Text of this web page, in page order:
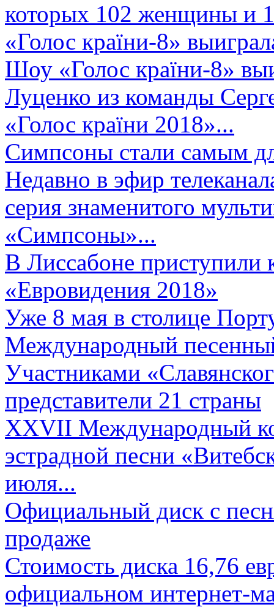
которых 102 женщины и
«Голос країни-8»
Шоу «Голос країни-8»
Луценко из команды
«Голос країни 2018»...
Симпсоны стали самым
Недавно в эфир
серия знаменитого
«Симпсоны»...
В Лиссабоне приступили
«Евровидения 2018»
Уже 8 мая в столице
Международный
Участниками
представители 21 страны
XXVII Международный
эстрадной песни
июля...
Официальный диск с
продаже
Стоимость диска 16,76
официальном интернет-